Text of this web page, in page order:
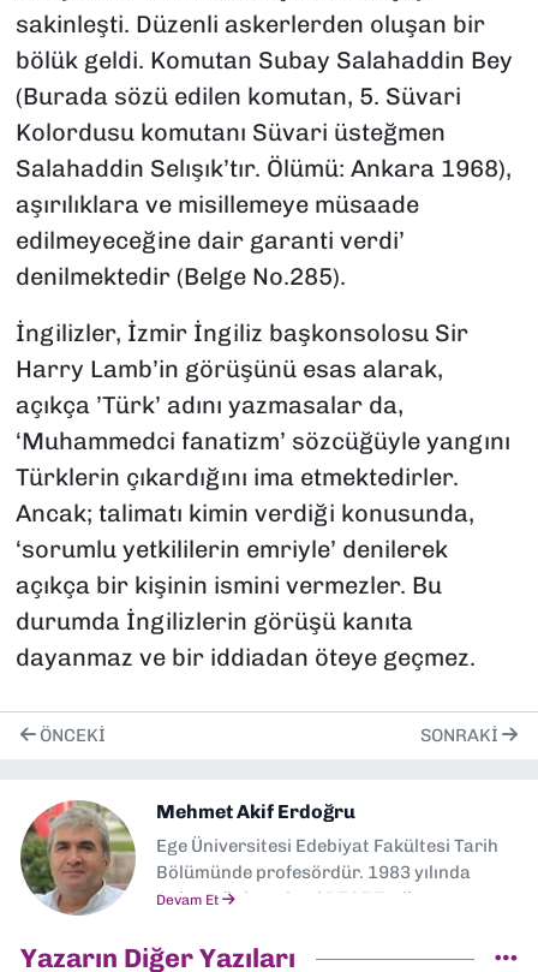
sakinleşti. Düzenli askerlerden oluşan bir
bölük geldi. Komutan Subay Salahaddin Bey
(Burada sözü edilen komutan, 5. Süvari
Kolordusu komutanı Süvari üsteğmen
Salahaddin Selışık’tır. Ölümü: Ankara 1968),
aşırılıklara ve misillemeye müsaade
edilmeyeceğine dair garanti verdi’
denilmektedir (Belge No.285).
İngilizler, İzmir İngiliz başkonsolosu Sir
Harry Lamb’in görüşünü esas alarak,
açıkça ’Türk’ adını yazmasalar da,
‘Muhammedci fanatizm’ sözcüğüyle yangını
Türklerin çıkardığını ima etmektedirler.
Ancak; talimatı kimin verdiği konusunda,
‘sorumlu yetkililerin emriyle’ denilerek
açıkça bir kişinin ismini vermezler. Bu
durumda İngilizlerin görüşü kanıta
dayanmaz ve bir iddiadan öteye geçmez.
ÖNCEKI SONRAKI
Mehmet Akif Erdoğru
Ege Üniversitesi Edebiyat Fakültesi Tarih
Bölümünde profesördür. 1983 yılında
Ankara üniversitesi DTCF Tarih
aynı bölümde doktorasını tamamlamıştır.
Devam Et
Yazarın Diğer Yazıları